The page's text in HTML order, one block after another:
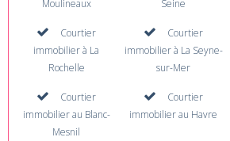
Moulineaux
Seine
Courtier
immobilier à La
Rochelle
Courtier
immobilier à La Seyne-
sur-Mer
Courtier
immobilier au Blanc-
Mesnil
Courtier
immobilier au Havre